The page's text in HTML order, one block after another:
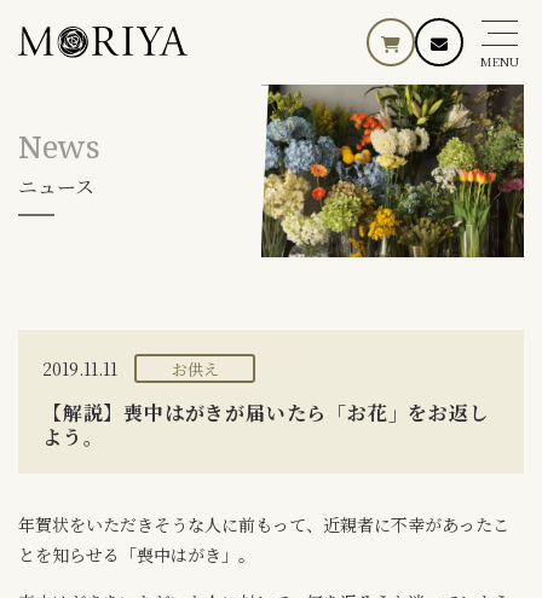
MENU
News
ニュース
2019.11.11 お供え
【解説】喪中はがきが届いたら「お花」をお返し
よう。
年賀状をいただきそうな人に前もって、近親者に不幸があったこ
とを知らせる「喪中はがき」。